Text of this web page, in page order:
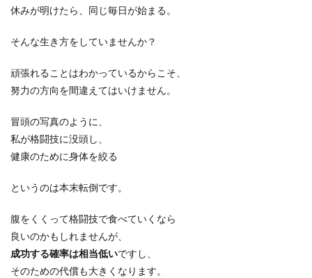
休みが明けたら、同じ毎日が始まる。
そんな生き方をしていませんか？
頑張れることはわかっているからこそ、
努力の方向を間違えてはいけません。
冒頭の写真のように、
私が格闘技に没頭し、
健康のために身体を絞る
というのは本末転倒です。
腹をくくって格闘技で食べていくなら
良いのかもしれませんが、
成功する確率は相当低いですし、
そのための代償も大きくなります。